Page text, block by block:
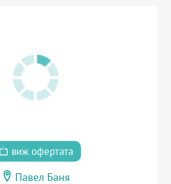
виж офертата
Павел Баня